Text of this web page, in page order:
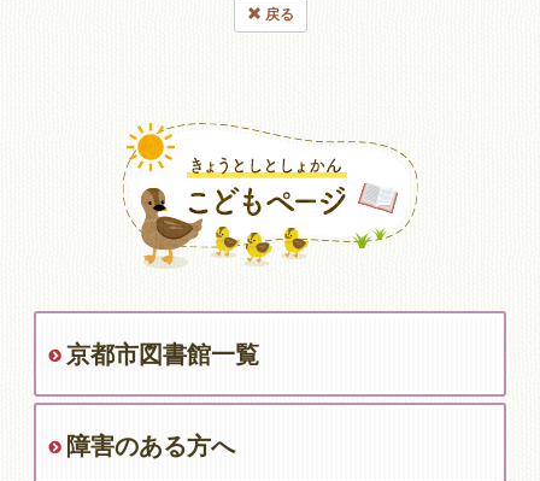
戻る
京都市図書館一覧
障害のある方へ